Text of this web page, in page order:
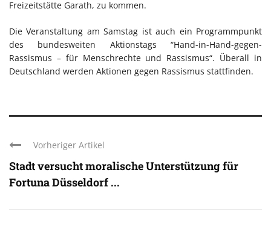
Freizeitstätte Garath, zu kommen.
Die Veranstaltung am Samstag ist auch ein Programmpunkt
des bundesweiten Aktionstags “Hand-in-Hand-gegen-
Rassismus – für Menschrechte und Rassismus“. Überall in
Deutschland werden Aktionen gegen Rassismus stattfinden.
Vorheriger Artikel
Stadt versucht moralische Unterstützung für
Fortuna Düsseldorf ...